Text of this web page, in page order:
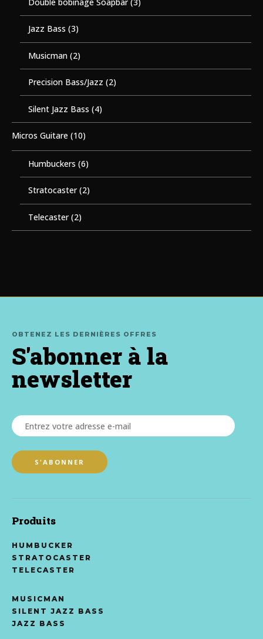
Jazz Bass (3)
Musicman (2)
Precision Bass/Jazz (2)
Silent Jazz Bass (4)
Micros Guitare (10)
Humbuckers (6)
Stratocaster (2)
Telecaster (2)
OBTENEZ LES DERNIÈRES OFFRES
S'abonner à la
newsletter
Produits
HUMBUCKER
STRATOCASTER
TELECASTER
MUSICMAN
SILENT JAZZ BASS
JAZZ BASS